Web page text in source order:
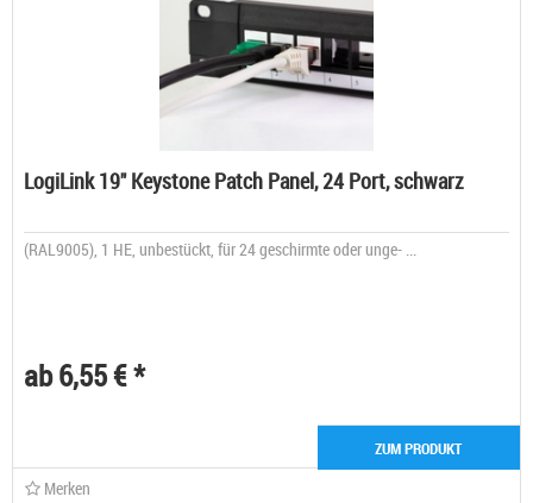
LogiLink 19" Keystone Patch Panel, 24 Port, schwarz
(RAL9005), 1 HE, unbestückt, für 24 geschirmte oder unge- ...
ab 6,55 € *
ZUM PRODUKT
Merken